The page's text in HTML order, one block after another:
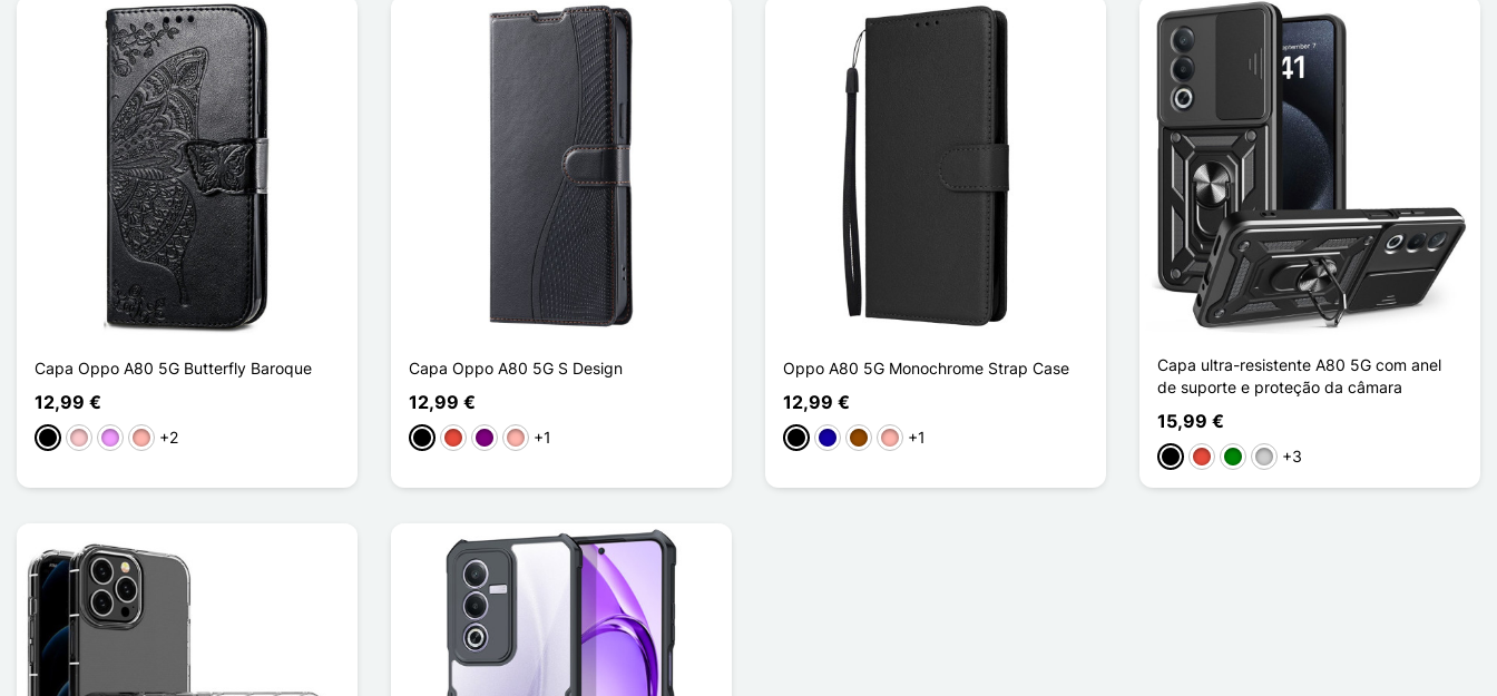
Capa Oppo A80 5G Butterfly Baroque
12,99 €
PretoRosaVioleta ligeira
Ouro rosa
+2
Capa Oppo A80 5G S Design
12,99 €
PretoVermelho
PúrpuraOuro rosa
+1
Oppo A80 5G Monochrome Strap Case
12,99 €
PretoAzul Escuro
Castanho
Ouro rosa
+1
Capa ultra-resistente A80 5G com anel
de suporte e proteção da câmara
15,99 €
PretoVermelho
VerdePrata+3